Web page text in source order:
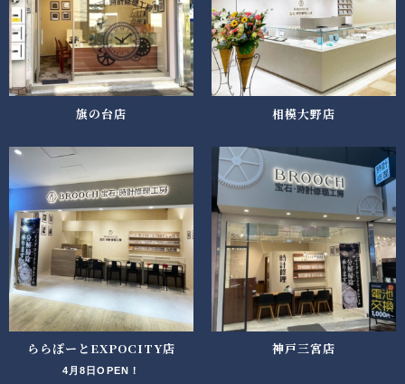
旗の台店 相模大野店
ららぽーとEXPOCITY店
4月8日OPEN！
神戸三宮店